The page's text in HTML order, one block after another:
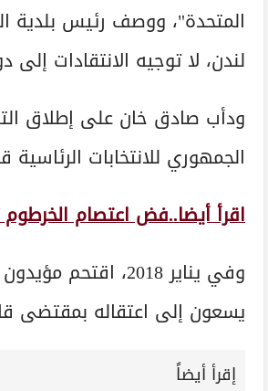
المتحدة"، ووصف رئيس بلدية
لندن، لا توجيه الانتقادات إلى
ودأب صادق خان على إطلاق
الجمهوري للانتخابات
اقرأ أيضا..فض اعتصام
وفي يناير 2018،
يسعون إلى اعتقاله بمقتضى
إقرأ أيضاً